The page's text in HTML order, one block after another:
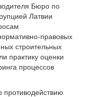
Бюро по
Латвии
правовых
строительных
практику оценки
процессов
противодействию